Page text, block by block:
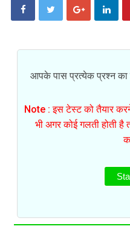
आपके पास प्रत्येक प्रश्न का
Note : इस टेस्ट को तैयार
भी अगर कोई गलती होती